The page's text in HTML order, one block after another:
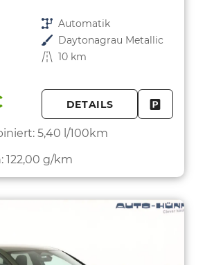
Getriebe Automatik
Außenfarbe Daytonagrau Metallic
Kilometerstand 10 km
DETAILS
5,40 l/100km
122,00 g/km